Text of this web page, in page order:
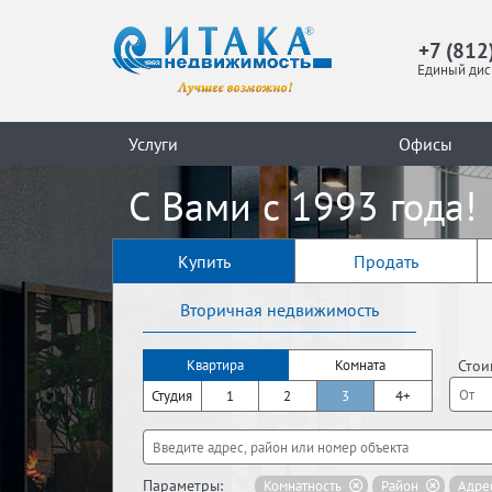
+7
Единый
Услуги Офисы
С Вами с 1993 года!
Купить Продать
Вторичная недвижимость
Квартира
Комната
Студия
1 2 3 4+
Параметры: Комнатность Район